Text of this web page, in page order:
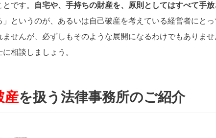
です。
自宅や、手持ちの財産を、原則としてはすべて手放
」というのが、あるいは自己破産を考えている経営者にと
ませんが、必ずしもそのような展開になるわけでもありま
に相談しましょう。
産を扱う法律事務所のご紹介